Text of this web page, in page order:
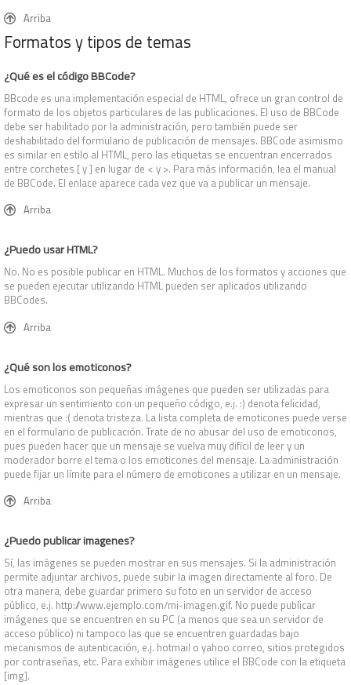
Arriba
Formatos y tipos de temas
¿Qué es el código BBCode?
BBcode es una implementación especial de HTML, ofrece un gran control de
formato de los objetos particulares de las publicaciones. El uso de BBCode
debe ser habilitado por la administración, pero también puede ser
deshabilitado del formulario de publicación de mensajes. BBCode asimismo
es similar en estilo al HTML, pero las etiquetas se encuentran encerrados
entre corchetes [ y ] en lugar de < y >. Para más información, lea el manual
de BBCode. El enlace aparece cada vez que va a publicar un mensaje.
Arriba
¿Puedo usar HTML?
No. No es posible publicar en HTML. Muchos de los formatos y acciones que
se pueden ejecutar utilizando HTML pueden ser aplicados utilizando
BBCodes.
Arriba
¿Qué son los emoticonos?
Los emoticonos son pequeñas imágenes que pueden ser utilizadas para
expresar un sentimiento con un pequeño código, e.j. :) denota felicidad,
mientras que :( denota tristeza. La lista completa de emoticones puede verse
en el formulario de publicación. Trate de no abusar del uso de emoticonos,
pues pueden hacer que un mensaje se vuelva muy difícil de leer y un
moderador borre el tema o los emoticones del mensaje. La administración
puede fijar un límite para el número de emoticones a utilizar en un mensaje.
Arriba
¿Puedo publicar imagenes?
Sí, las imágenes se pueden mostrar en sus mensajes. Si la administración
permite adjuntar archivos, puede subir la imagen directamente al foro. De
otra manera, debe guardar primero su foto en un servidor de acceso
público, e.j. http://www.ejemplo.com/mi-imagen.gif. No puede publicar
imágenes que se encuentren en su PC (a menos que sea un servidor de
acceso público) ni tampoco las que se encuentren guardadas bajo
mecanismos de autenticación, e.j. hotmail o yahoo correo, sitios protegidos
por contraseñas, etc. Para exhibir imágenes utilice el BBCode con la etiqueta
[img].